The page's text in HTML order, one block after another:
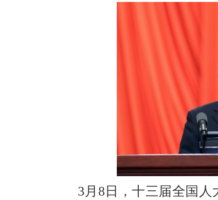
3月8日，十三届全国人